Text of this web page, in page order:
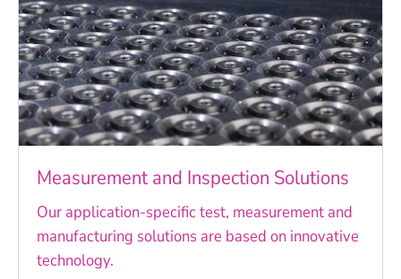
Measurement and Inspection Solutions
Our application-specific test, measurement and
manufacturing solutions are based on innovative
technology.